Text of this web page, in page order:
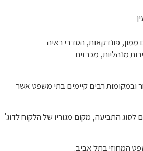
ממון, פונדקאות, הסדרי ראיה
מנהליות, מכרזים
ובמקומות רבים קיימים בתי משפט אשר
התביעה, מקום מגוריו של הלקוח לדוג'
המחוזי בתל אביב.